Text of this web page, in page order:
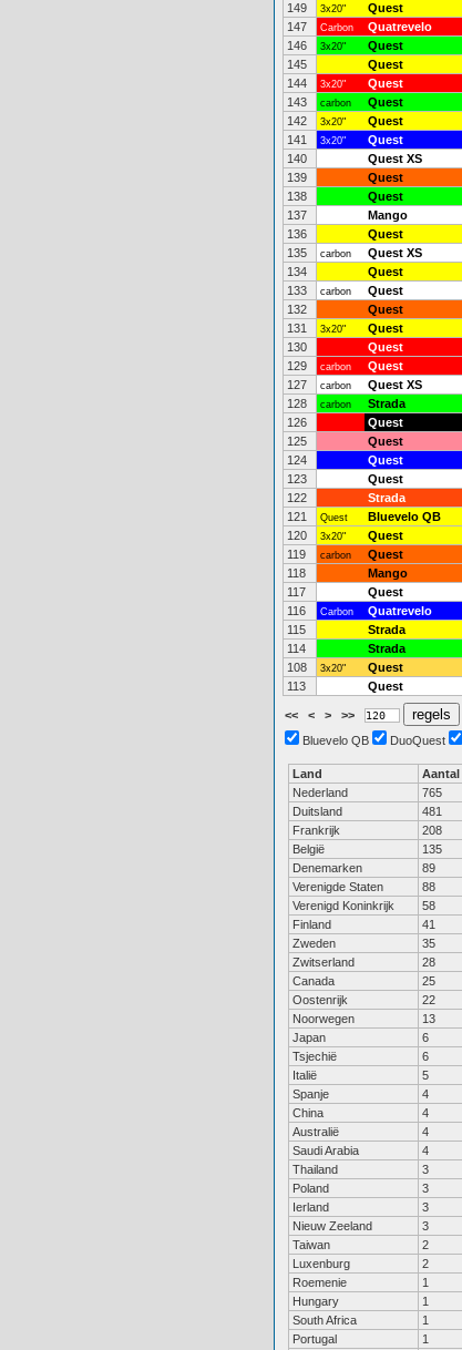
149
3x20" Quest
147
Carbon Quatrevelo
146
3x20" Quest
145
Quest
144
3x20" Quest
143
carbon Quest
142
3x20" Quest
141
3x20" Quest
140
Quest XS
139
Quest
138
Quest
137
Mango
136
Quest
135
carbon Quest XS
134
Quest
133
carbon Quest
132
Quest
131
3x20" Quest
130
Quest
129
carbon Quest
127
carbon Quest XS
128
carbon Strada
126
Quest
125
Quest
124
Quest
123
Quest
122
Strada
121
Quest Bluevelo QB
120
3x20" Quest
119
carbon Quest
118
Mango
117
Quest
116
Carbon Quatrevelo
115
Strada
114
Strada
108
3x20" Quest
113
Quest
<< < > >>
Bluevelo QB
DuoQuest
Land Aantal
Nederland
765
Duitsland
481
Frankrijk
208
België
135
Denemarken
89
Verenigde Staten
88
Verenigd Koninkrijk
58
Finland
41
Zweden
35
Zwitserland
28
Canada
25
Oostenrijk
22
Noorwegen
13
Japan
6
Tsjechië
6
Italië
5
Spanje
4
China
4
Australië
4
Saudi Arabia
4
Thailand
3
Poland
3
Ierland
3
Nieuw Zeeland
3
Taiwan
2
Luxenburg
2
Roemenie
1
Hungary
1
South Africa
1
Portugal
1